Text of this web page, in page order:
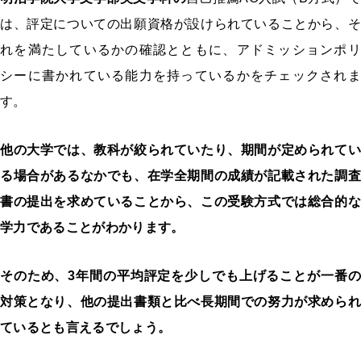
は、評定についての出願資格が設けられていることから、そ
れを満たしているかの確認とともに、アドミッションポリ
シーに書かれている能力を持っているかをチェックされま
す。
他の大学では、教科が絞られていたり、期間が定められてい
る場合があるなかでも、在学全期間の成績が記載された調査
書の提出を求めていることから、この受験方式では総合的な
学力であることがわかります。
そのため、3年間の平均評定を少しでも上げることが一番の
対策となり、他の提出書類と比べ長期間での努力が求められ
ているとも言えるでしょう。